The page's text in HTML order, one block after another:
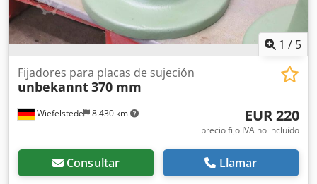
1 / 5
Wiefelstede 8.430 km
Fijadores para placas de sujeción
unbekannt370 mm
EUR 220
precio fijo IVA no incluído
Consultar Llamar